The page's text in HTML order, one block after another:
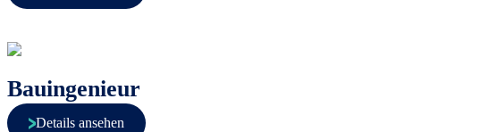
Bauingenieur
Details ansehen